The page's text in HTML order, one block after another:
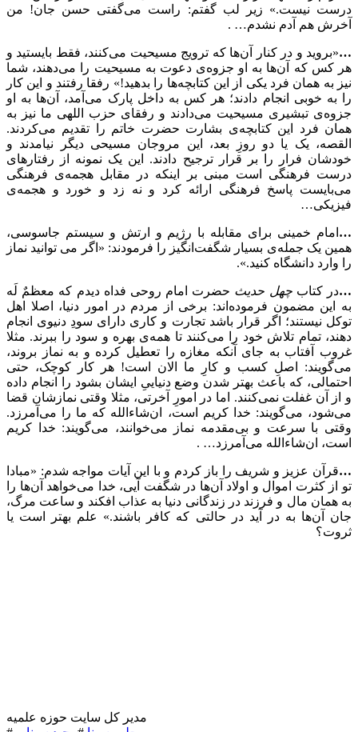
درست نیست.» زیر لب گفتم: راست می‌گفتی حسن جان! من
آخرش هم آدم نشدم… .
…«بروید و در کنار آن‌ها که ترویج مسیحیت می‌کنند، فقط بایستید و
هر کس که آن‌ها به او جزوه‌ی دعوت به مسیحیت را می‌دهند، شما
نیز به همان فرد یکی از این کتابچه‌ها را بدهید!» رفقا رفتند و این کار
را به خوبی انجام دادند؛ هر کس به داخل پارک می‌آمد، آن‌ها به او
جزوه‌ی تبشیری مسیحیت می‌دادند و رفقای حزب اللهی ما نیز به
همان فرد این کتابچه‌ی بشارت حضرت خاتم را تقدیم می‌کردند.
القصه، یک یا دو روزِ بعد، این مروجان مسیحی دیگر نیامدند و
خودشان فرار را بر قرار ترجیح دادند. این یک نمونه از رفتارهای
درست فرهنگی است مبنی بر اینکه در مقابل هجمه‌ی فرهنگی
می‌بایست پاسخ فرهنگی ارائه کرد و نه زد و خورد و هجمه‌ی
فیزیکی…
… امام خمینی برای مقابله با رژیم و ارتش و سیستم جاسوسی،
همین یک جمله‌ی بسیار شگفت‌انگیز را فرمودند: «اگر می توانید نماز
را وارد دانشگاه کنید.».
…در کتابچهل حدیث حضرت امام روحی فداه دیدم که معظمٌ لَه
به این مضمون فرموده‌اند: برخی از مردم در امور دنیا، اصلا اهل
توکل نیستند؛ اگر قرار باشد تجارت و کاری دارای سودِ دنیوی انجام
دهند، تمام تلاش خود را می‌کنند تا همه‌ی بهره و سود را ببرند. مثلا
غروب آفتاب به جای آنکه مغازه را تعطیل کرده و به نماز بروند،
می‌گویند: اصلِ کسب و کارِ ما الان است! هر کار کوچک، حتی
احتمالی، که باعث بهتر شدن وضع دنیاییِ ایشان بشود را انجام داده
و از آن غفلت نمی‌کنند. اما در امورِ آخرتی، مثلا وقتی نمازشان قضا
می‌شود، می‌گویند: خدا کریم است، ان‌شاءالله که ما را می‌آمرزد.
وقتی با سرعت و بی‌مقدمه نماز می‌خوانند، می‌گویند: خدا کریم
است، ان‌شاءالله می‌آمرزد… .
…قرآن عزیز و شریف را باز کردم و با این آیات مواجه شدم: «مبادا
تو از کثرت اموال و اولاد آن‌ها در شگفت آیی، خدا می‌خواهد آن‌ها را
به همان مال و فرزند در زندگانی دنیا به عذاب افکند و ساعت مرگ،
جان آن‌ها به در آید در حالتی که کافر باشند.» علم بهتر است یا
ثروت؟
مدیر کل سایت حوزه علمیه